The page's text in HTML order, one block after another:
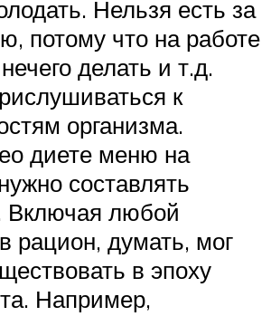
Нельзя есть за
потому что на работе
делать и т.д.
к
организма.
диете меню на
составлять
Включая любой
рацион, думать, мог
в эпоху
Например,